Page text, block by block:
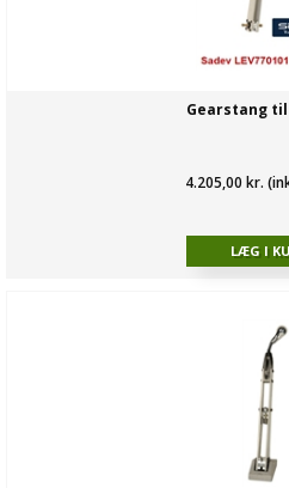
Gearstang til
4.205,00 kr.